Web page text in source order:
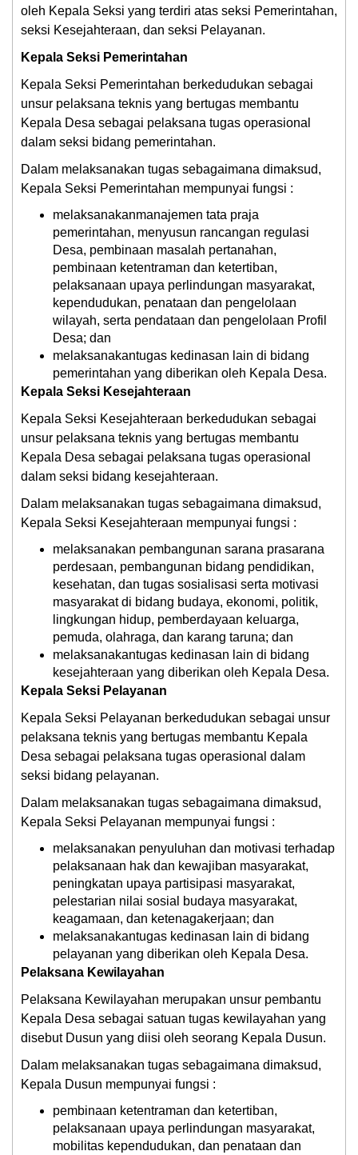
oleh Kepala Seksi yang terdiri atas seksi Pemerintahan,
seksi Kesejahteraan, dan seksi Pelayanan.
Kepala Seksi Pemerintahan
Kepala Seksi Pemerintahan berkedudukan sebagai
unsur pelaksana teknis yang bertugas membantu
Kepala Desa sebagai pelaksana tugas operasional
dalam seksi bidang pemerintahan.
Dalam melaksanakan tugas sebagaimana dimaksud,
Kepala Seksi Pemerintahan mempunyai fungsi :
melaksanakanmanajemen tata praja
pemerintahan, menyusun rancangan regulasi
Desa, pembinaan masalah pertanahan,
pembinaan ketentraman dan ketertiban,
pelaksanaan upaya perlindungan masyarakat,
kependudukan, penataan dan pengelolaan
wilayah, serta pendataan dan pengelolaan Profil
Desa; dan
melaksanakantugas kedinasan lain di bidang
pemerintahan yang diberikan oleh Kepala Desa.
Kepala Seksi Kesejahteraan
Kepala Seksi Kesejahteraan berkedudukan sebagai
unsur pelaksana teknis yang bertugas membantu
Kepala Desa sebagai pelaksana tugas operasional
dalam seksi bidang kesejahteraan.
Dalam melaksanakan tugas sebagaimana dimaksud,
Kepala Seksi Kesejahteraan mempunyai fungsi :
melaksanakan pembangunan sarana prasarana
perdesaan, pembangunan bidang pendidikan,
kesehatan, dan tugas sosialisasi serta motivasi
masyarakat di bidang budaya, ekonomi, politik,
lingkungan hidup, pemberdayaan keluarga,
pemuda, olahraga, dan karang taruna; dan
melaksanakantugas kedinasan lain di bidang
kesejahteraan yang diberikan oleh Kepala Desa.
Kepala Seksi Pelayanan
Kepala Seksi Pelayanan berkedudukan sebagai unsur
pelaksana teknis yang bertugas membantu Kepala
Desa sebagai pelaksana tugas operasional dalam
seksi bidang pelayanan.
Dalam melaksanakan tugas sebagaimana dimaksud,
Kepala Seksi Pelayanan mempunyai fungsi :
melaksanakan penyuluhan dan motivasi terhadap
pelaksanaan hak dan kewajiban masyarakat,
peningkatan upaya partisipasi masyarakat,
pelestarian nilai sosial budaya masyarakat,
keagamaan, dan ketenagakerjaan; dan
melaksanakantugas kedinasan lain di bidang
pelayanan yang diberikan oleh Kepala Desa.
Pelaksana Kewilayahan
Pelaksana Kewilayahan merupakan unsur pembantu
Kepala Desa sebagai satuan tugas kewilayahan yang
disebut Dusun yang diisi oleh seorang Kepala Dusun.
Dalam melaksanakan tugas sebagaimana dimaksud,
Kepala Dusun mempunyai fungsi :
pembinaan ketentraman dan ketertiban,
pelaksanaan upaya perlindungan masyarakat,
mobilitas kependudukan, dan penataan dan